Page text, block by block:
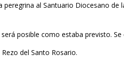
al Santuario Diocesano
posible como estaba previsto.
del Santo Rosario.